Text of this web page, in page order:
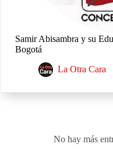
Samir Abisambra y su
Bogotá
La Otra Cara
No hay más